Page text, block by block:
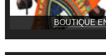
BOUTIQUE